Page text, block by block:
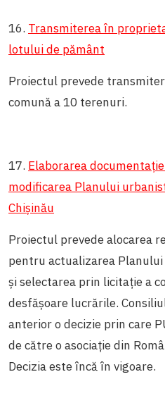
16. Transmiterea în
lotului de pământ
Proiectul prevede
comună a 10 terenuri.
17. Elaborarea
modificarea Planului
Chișinău
Proiectul prevede alocarea
pentru actualizarea Planului
și selectarea prin licitație a
desfășoare lucrările.
anterior o decizie prin care
de către o asociație din
Decizia este încă în vigoare.